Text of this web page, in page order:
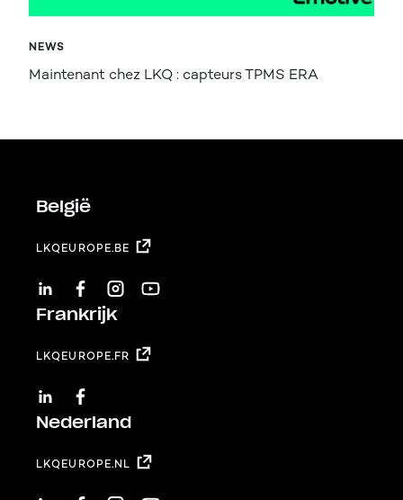
NEWS
Maintenant chez LKQ : capteurs TPMS ERA
België
LKQEUROPE.BE
LINKEDINFACEBOOKINSTAGRAM
YOUTUBE
Frankrijk
LKQEUROPE.FR
LINKEDINFACEBOOK
Nederland
LKQEUROPE.NL